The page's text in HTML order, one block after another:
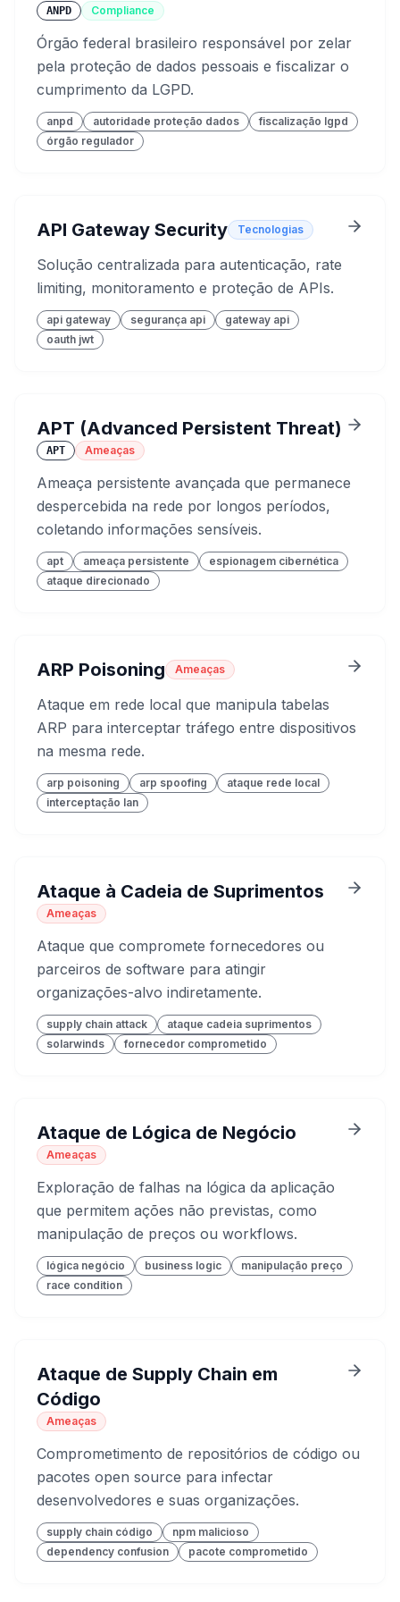
ANPD Compliance
Órgão federal brasileiro responsável por zelar
pela proteção de dados pessoais e fiscalizar o
cumprimento da LGPD.
anpd autoridade proteção dados
fiscalização lgpd
órgão regulador
API Gateway Security Tecnologias
Solução centralizada para autenticação, rate
limiting, monitoramento e proteção de APIs.
api gateway segurança api
gateway api
oauth jwt
APT (Advanced Persistent Threat)
APT Ameaças
Ameaça persistente avançada que permanece
despercebida na rede por longos períodos,
coletando informações sensíveis.
apt ameaça persistente
espionagem cibernética
ataque direcionado
ARP Poisoning Ameaças
Ataque em rede local que manipula tabelas
ARP para interceptar tráfego entre dispositivos
na mesma rede.
arp poisoning arp spoofing
ataque rede local
interceptação lan
Ataque à Cadeia de Suprimentos
Ameaças
Ataque que compromete fornecedores ou
parceiros de software para atingir
organizações-alvo indiretamente.
supply chain attack
ataque cadeia suprimentos
solarwinds
fornecedor comprometido
Ataque de Lógica de Negócio
Ameaças
Exploração de falhas na lógica da aplicação
que permitem ações não previstas, como
manipulação de preços ou workflows.
lógica negócio business logic
manipulação preço
race condition
Ataque de Supply Chain em
Código
Ameaças
Comprometimento de repositórios de código ou
pacotes open source para infectar
desenvolvedores e suas organizações.
supply chain código
npm malicioso
dependency confusion
pacote comprometido